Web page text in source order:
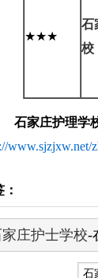
★★★
石
校
石家庄护理学
www.sjzjxw.net/
庄护士学校-